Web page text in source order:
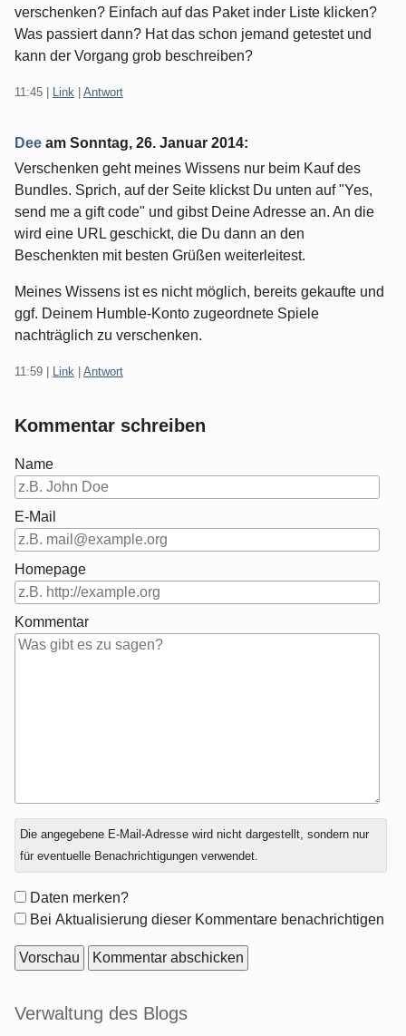
verschenken? Einfach auf das Paket inder Liste klicken?
Was passiert dann? Hat das schon jemand getestet und
kann der Vorgang grob beschreiben?
11:45 Link Antwort
Dee am Sonntag, 26. Januar 2014:
Verschenken geht meines Wissens nur beim Kauf des
Bundles. Sprich, auf der Seite klickst Du unten auf "Yes,
send me a gift code" und gibst Deine Adresse an. An die
wird eine URL geschickt, die Du dann an den
Beschenkten mit besten Grüßen weiterleitest.
Meines Wissens ist es nicht möglich, bereits gekaufte und
ggf. Deinem Humble-Konto zugeordnete Spiele
nachträglich zu verschenken.
11:59 Link Antwort
Kommentar schreiben
Name
E-Mail
Homepage
Kommentar
Antwort
zu
Die angegebene E-Mail-Adresse wird nicht dargestellt, sondern nur
für eventuelle Benachrichtigungen verwendet.
Formular-
Optionen
Daten merken?
Bei Aktualisierung dieser Kommentare benachrichtigen
Seitenleiste
Verwaltung des Blogs